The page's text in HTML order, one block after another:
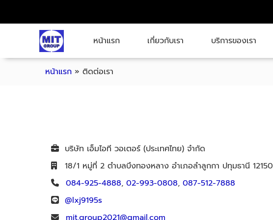
หน้าแรก เกี่ยวกับเรา บริการของเรา
หน้าแรก » ติดต่อเรา
บริษัท เอ็มไอที วอเตอร์ (ประเทศไทย) จำกัด
18/1 หมู่ที่ 2 ตำบลบึงทองหลาง อำเภอลำลูกกา ปทุมธานี 12150
084-925-4888, 02-993-0808, 087-512-7888
@lxj9195s
mit.group2021@gmail.com